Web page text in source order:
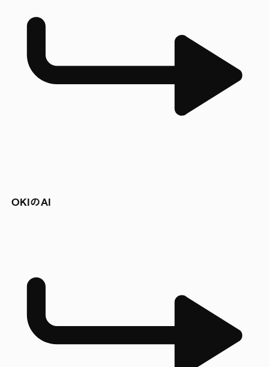
OKIのAI